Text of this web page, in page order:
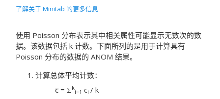
了解关于 Minitab 的更多信息
使用 Poisson 分布表示其中相关属性可能显示无数次的数
据。该数据包括 k 计数。下面所列的是用于计算具有
Poisson 分布的数据的 ANOM 结果。
计算总体平均计数：
c̅ = Σk
i=1 ci / k